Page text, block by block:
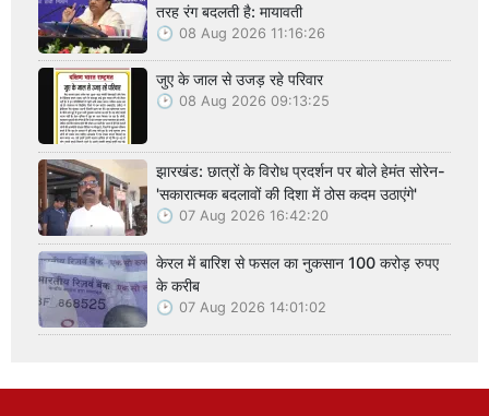
तरह रंग बदलती है: मायावती
08 Aug 2026 11:16:26
जुए के जाल से उजड़ रहे परिवार
08 Aug 2026 09:13:25
झारखंड: छात्रों के विरोध प्रदर्शन पर बोले हेमंत सोरेन-
'सकारात्मक बदलावों की दिशा में ठोस कदम उठाएंगे'
07 Aug 2026 16:42:20
केरल में बारिश से फसल का नुकसान 100 करोड़ रुपए
के करीब
07 Aug 2026 14:01:02